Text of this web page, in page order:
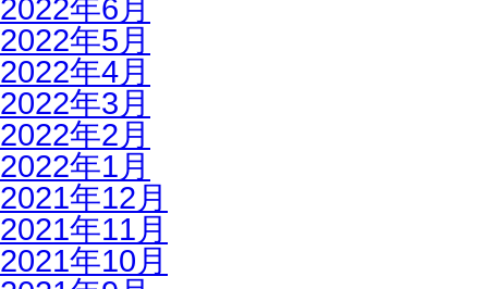
2022年6月
2022年5月
2022年4月
2022年3月
2022年2月
2022年1月
2021年12月
2021年11月
2021年10月